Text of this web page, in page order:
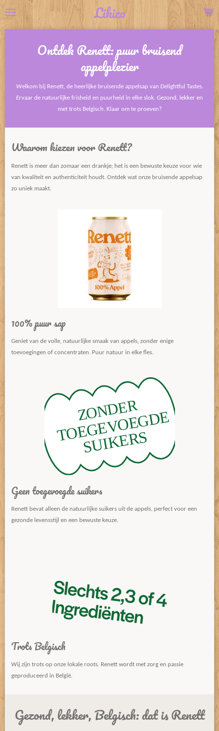
Ga
hoofdinhoud
Likizo
Ontdek Renett: puur bruisend
appelplezier
Welkom bij Renett, de heerlijke bruisende appelsap van Delightful Tastes.
Ervaar de natuurlijke frisheid en puurheid in elke slok. Gezond, lekker en
met trots Belgisch. Klaar om te proeven?
Waarom kiezen voor Renett?
Renett is meer dan zomaar een drankje; het is een bewuste keuze voor wie
van kwaliteit en authenticiteit houdt. Ontdek wat onze bruisende appelsap
zo uniek maakt.
100% puur sap
Geniet van de volle, natuurlijke smaak van appels, zonder enige
toevoegingen of concentraten. Puur natuur in elke fles.
Geen toegevoegde suikers
Renett bevat alleen de natuurlijke suikers uit de appels, perfect voor een
gezonde levensstijl en een bewuste keuze.
Trots Belgisch
Wij zijn trots op onze lokale roots. Renett wordt met zorg en passie
geproduceerd in België.
Gezond, lekker, Belgisch: dat is Renett